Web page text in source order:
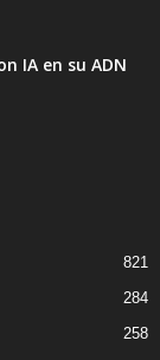
IA en su ADN
821
284
258